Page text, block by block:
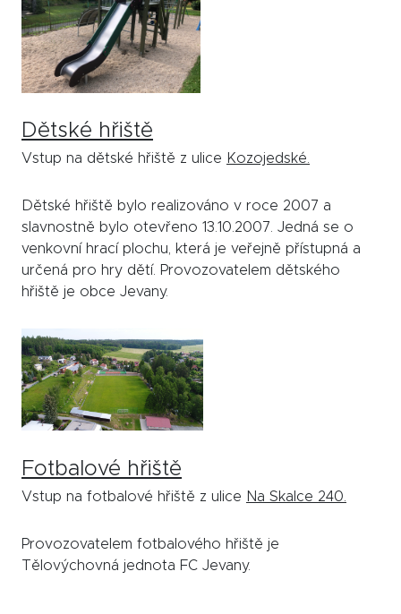
Dětské hřiště
Vstup na dětské hřiště z ulice Kozojedské.
Dětské hřiště bylo realizováno v roce 2007 a
slavnostně bylo otevřeno 13.10.2007. Jedná se o
venkovní hrací plochu, která je veřejně přístupná a
určená pro hry dětí. Provozovatelem dětského
hřiště je obce Jevany.
Fotbalové hřiště
Vstup na fotbalové hřiště z ulice Na Skalce 240.
Provozovatelem fotbalového hřiště je
Tělovýchovná jednota FC Jevany.